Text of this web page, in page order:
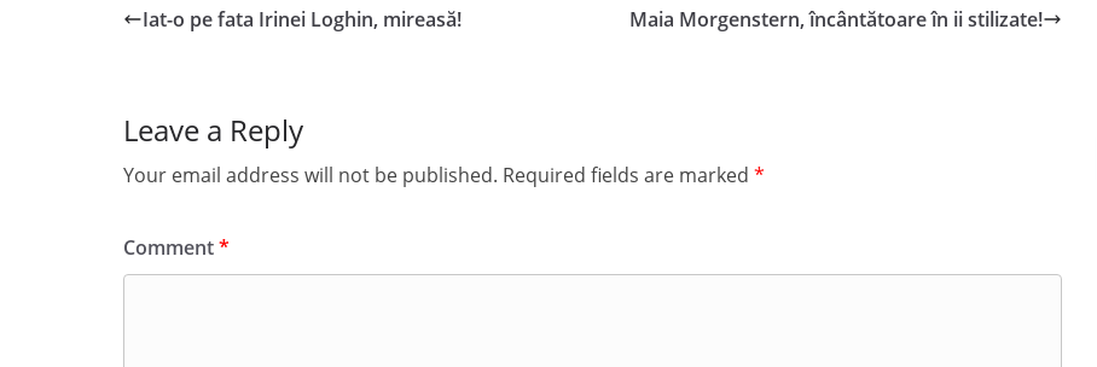
Iat-o pe fata Irinei Loghin, mireasă! Maia Morgenstern, încântătoare în ii stilizate!
Leave a Reply
Your email address will not be published. Required fields are marked *
Comment*